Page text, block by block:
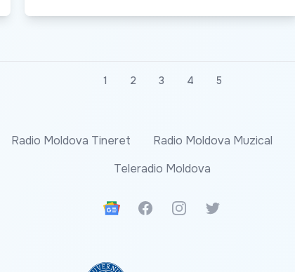
1 2 3 4 5
Radio Moldova Tineret Radio Moldova Muzical
Teleradio Moldova
Google News
FacebookInstagramTwitter